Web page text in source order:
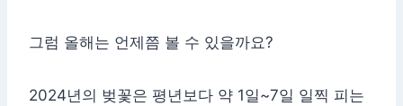
그럼 올해는 언제쯤 볼 수 있을까요?
2024년의 벚꽃은 평년보다 약 1일~7일 일찍 피는